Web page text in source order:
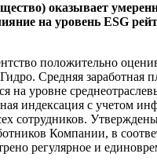
оказывает
на уровень ESG
положительно
Средняя заработная
на уровне
индексация с учетом
сотрудников.
Компании, в
регулярное и